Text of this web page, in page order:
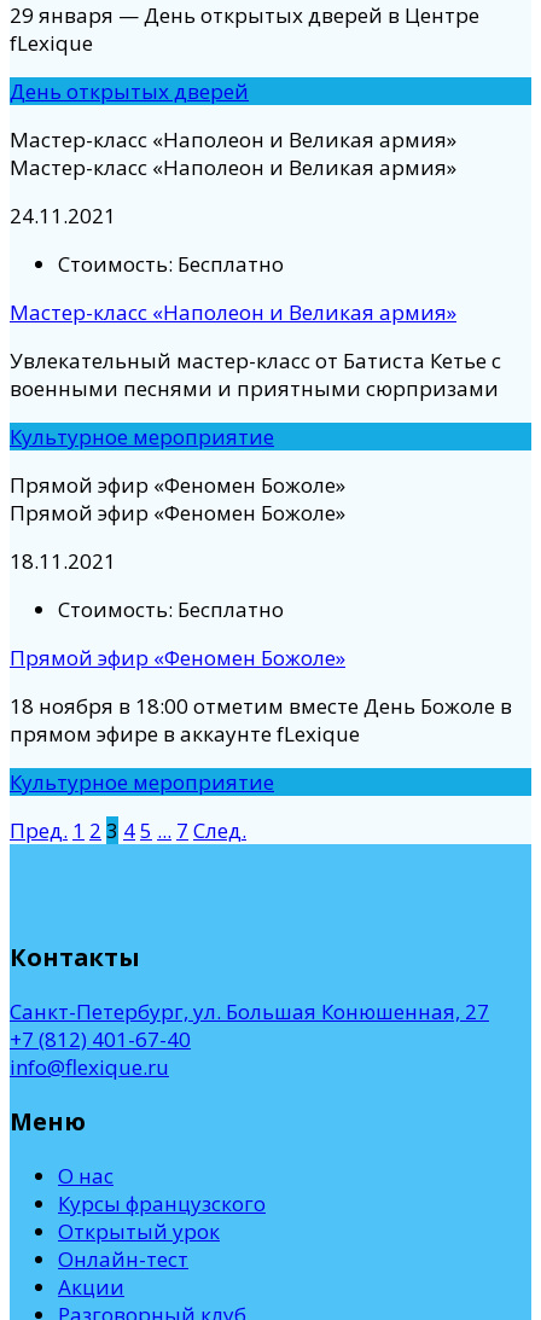
29 января — День открытых дверей в Центре
fLexique
День открытых дверей
Мастер-класс «Наполеон и Великая армия»
Мастер-класс «Наполеон и Великая армия»
24.11.2021
Стоимость: Бесплатно
Мастер-класс «Наполеон и Великая армия»
Увлекательный мастер-класс от Батиста Кетье с
военными песнями и приятными сюрпризами
Культурное мероприятие
Прямой эфир «Феномен Божоле»
Прямой эфир «Феномен Божоле»
18.11.2021
Стоимость: Бесплатно
Прямой эфир «Феномен Божоле»
18 ноября в 18:00 отметим вместе День Божоле в
прямом эфире в аккаунте fLexique
Культурное мероприятие
Пред. 1 2 3 45 ... 7 След.
Контакты
Санкт-Петербург, ул. Большая Конюшенная, 27
+7 (812) 401-67-40
info@flexique.ru
Меню
О нас
Курсы французского
Открытый урок
Онлайн-тест
Акции
Разговорный клуб